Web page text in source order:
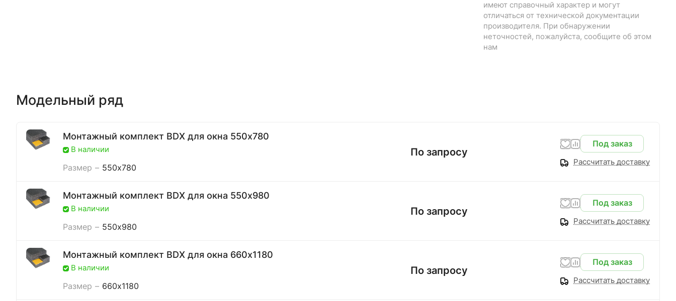
имеют справочный характер и могут
отличаться от технической документации
производителя. При обнаружении
неточностей, пожалуйста, сообщите об этом
нам
Модельный ряд
Монтажный комплект BDX для окна 550х780
В наличии
Размер – 550x780
По запросу
Под заказ
Рассчитать доставку
Монтажный комплект BDX для окна 550х980
В наличии
Размер – 550x980
По запросу
Под заказ
Рассчитать доставку
Монтажный комплект BDX для окна 660х1180
В наличии
Размер – 660x1180
По запросу
Под заказ
Рассчитать доставку